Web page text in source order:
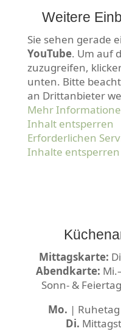
Weitere
Sie sehen gerade
YouTube. Um auf
zuzugreifen,
unten. Bitte
an Drittanbieter
Mehr
Inhalt entsperren
Erforderlichen
Inhalte entsperren
Mittagskarte:
Abendkarte:
Sonn- &
Mo. |
Di.